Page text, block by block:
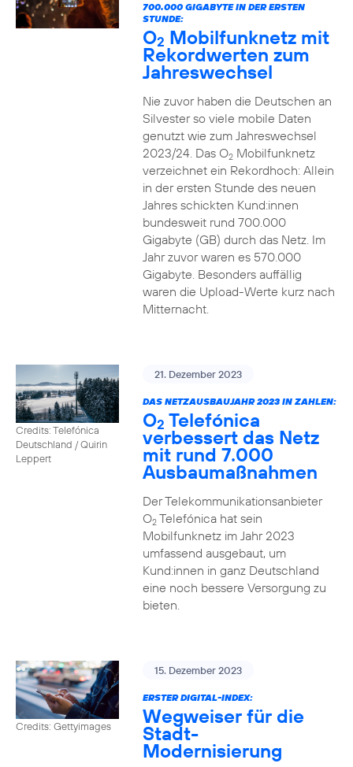
700.000 GIGABYTE IN DER ERSTEN
STUNDE:
O2 Mobilfunknetz mit
Rekordwerten zum
Jahreswechsel
Nie zuvor haben die Deutschen an
Silvester so viele mobile Daten
genutzt wie zum Jahreswechsel
2023/24. Das O2Mobilfunknetz
verzeichnet ein Rekordhoch: Allein
in der ersten Stunde des neuen
Jahres schickten Kund:innen
bundesweit rund 700.000
Gigabyte (GB) durch das Netz. Im
Jahr zuvor waren es 570.000
Gigabyte. Besonders auffällig
waren die Upload-Werte kurz nach
Mitternacht.
Credits: Telefónica
Deutschland / Quirin
Leppert
21. Dezember 2023
DAS NETZAUSBAUJAHR 2023 IN ZAHLEN:
O2 Telefónica
verbessert das Netz
mit rund 7.000
Ausbaumaßnahmen
Der Telekommunikationsanbieter
O2Telefónica hat sein
Mobilfunknetz im Jahr 2023
umfassend ausgebaut, um
Kund:innen in ganz Deutschland
eine noch bessere Versorgung zu
bieten.
Credits: Gettyimages
15. Dezember 2023
ERSTER DIGITAL-INDEX:
Wegweiser für die
Stadt-
Modernisierung